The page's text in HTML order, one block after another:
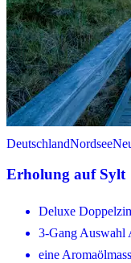
DeutschlandNordsee
Erholung auf Sylt
Deluxe
3-Gang Auswahl
eine